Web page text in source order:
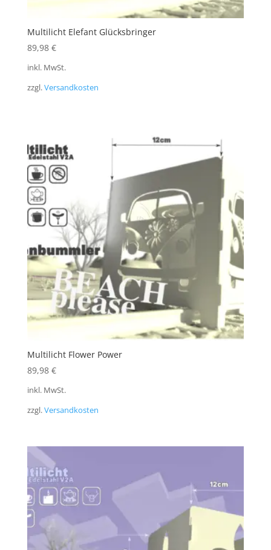
Multilicht Elefant Glücksbringer
89,98 €
inkl. MwSt.
zzgl.Versandkosten
Multilicht Flower Power
89,98 €
inkl. MwSt.
zzgl.Versandkosten